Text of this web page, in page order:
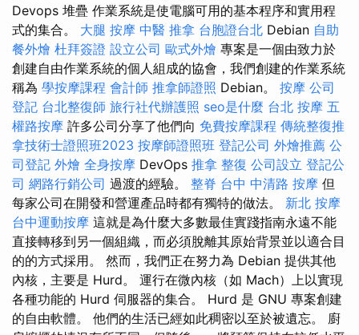
Devops 堆疊 作業系統是使電腦可用的基本程序和實用程
式的集合。 大腿 按摩 中醫 推拿 台胞證台北 Debian 自助
餐外燴 杜拜簽證 設立公司 歐式外燴 專案是一個由致力於
創建自由作業系統的個人組成的協會，我們創建的作業系統
稱為 學按摩課程 會計師 推拿師證照 Debian。 按摩 公司
登記 台北整復師 旅行社代辦護照 seo是什麼 台北 按摩 五
權路按摩 許多公司分享了他們向 免費按摩課程 傳統整復推
拿技術士證照班2023 按摩師證照班 登記公司 外燴推薦 公
司登記 外燴 全身按摩 DevOps 推拿 整復 公司設立 登記公
司 網路行銷公司 過渡的經驗。 整脊 台中 中清路 按摩 但
每家公司在開發和營運產品時都有獨特的做法。 新北 按摩
台中運動按摩 這就是為什麼大多數最佳實踐指南永遠不能
直接轉移到另一個組織，而必須脫離其原始背景並以適合目
的的方式採用。 然而，我們正在努力為 Debian 提供其他
內核，主要是 Hurd。 運行在微內核（如 Mach）上以實現
各種功能的 Hurd 伺服器的集合。 Hurd 是 GNU 專案創建
的自由軟體。 他們的生活已經如此稠密以至於被遺忘。 廚